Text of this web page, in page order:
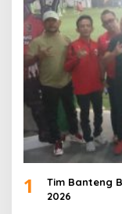
1
Tim Banteng
2026